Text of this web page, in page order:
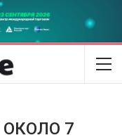
ОКОЛО 7